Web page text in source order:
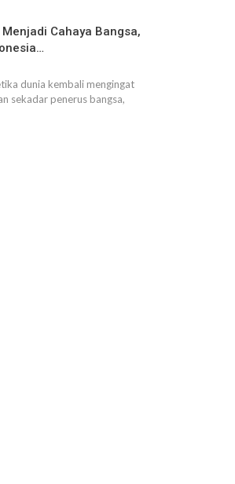
Cahaya Bangsa,
dunia kembali mengingat
sekadar penerus bangsa,